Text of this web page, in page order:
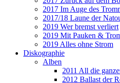
2017 Im Auge des
2017/18 Laune der
2019 Wer bremst verliert
2019 Mit Pauken &
2019 Alles ohne Strom
Diskographie
Alben
2011 All die
2012 Ballast der